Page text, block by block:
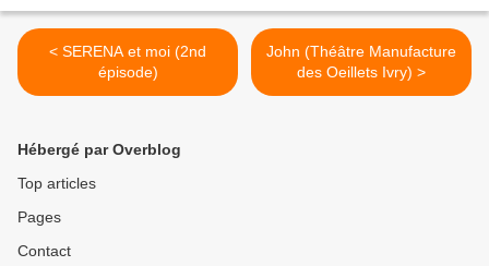
< SERENA et moi (2nd
épisode)
John (Théâtre Manufacture
des Oeillets Ivry) >
Hébergé par Overblog
Top articles
Pages
Contact